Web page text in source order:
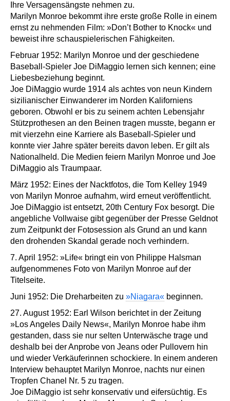
Ihre Versagensängste nehmen zu.
Marilyn Monroe bekommt ihre erste große Rolle in einem
ernst zu nehmenden Film: »Don’t Bother to Knock« und
beweist ihre schauspielerischen Fähigkeiten.
Februar 1952: Marilyn Monroe und der geschiedene
Baseball-Spieler Joe DiMaggio lernen sich kennen; eine
Liebesbeziehung beginnt.
Joe DiMaggio wurde 1914 als achtes von neun Kindern
sizilianischer Einwanderer im Norden Kaliforniens
geboren. Obwohl er bis zu seinem achten Lebensjahr
Stützprothesen an den Beinen tragen musste, begann er
mit vierzehn eine Karriere als Baseball-Spieler und
konnte vier Jahre später bereits davon leben. Er gilt als
Nationalheld. Die Medien feiern Marilyn Monroe und Joe
DiMaggio als Traumpaar.
März 1952: Eines der Nacktfotos, die Tom Kelley 1949
von Marilyn Monroe aufnahm, wird erneut veröffentlicht.
Joe DiMaggio ist entsetzt, 20th Century Fox besorgt. Die
angebliche Vollwaise gibt gegenüber der Presse Geldnot
zum Zeitpunkt der Fotosession als Grund an und kann
den drohenden Skandal gerade noch verhindern.
7. April 1952: »Life« bringt ein von Philippe Halsman
aufgenommenes Foto von Marilyn Monroe auf der
Titelseite.
Juni 1952: Die Dreharbeiten zu »Niagara« beginnen.
27. August 1952: Earl Wilson berichtet in der Zeitung
»Los Angeles Daily News«, Marilyn Monroe habe ihm
gestanden, dass sie nur selten Unterwäsche trage und
deshalb bei der Anprobe von Jeans oder Pullovern hin
und wieder Verkäuferinnen schockiere. In einem anderen
Interview behauptet Marilyn Monroe, nachts nur einen
Tropfen Chanel Nr. 5 zu tragen.
Joe DiMaggio ist sehr konservativ und eifersüchtig. Es